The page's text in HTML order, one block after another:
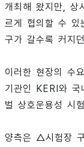
개최해 왔지만, 상
르게 협의할 수
구가 갈수록 커지
이러한 현장의 수
기관인 KERI와 국
벌 상호운용성 시
양측은 △시험장